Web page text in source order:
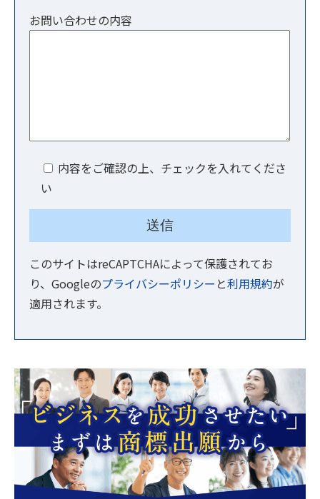
お問い合わせの内容
内容をご確認の上、チェックを入れてくださ
い
このサイトはreCAPTCHAによって保護されてお
り、Googleのプライバシーポリシー と利用規約が
適用されます。